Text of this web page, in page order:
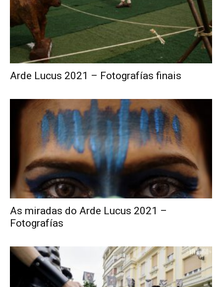
Arde Lucus 2021 – Fotografías finais
As miradas do Arde Lucus 2021 –
Fotografías